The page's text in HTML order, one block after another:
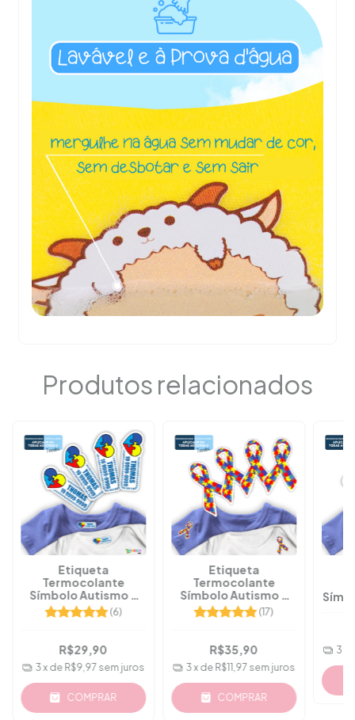
Produtos relacionados
Etiqueta
Termocolante
Símbolo Autismo -
Mod. 01 - A Partir 36
Pçs
(6)
R$29,90
3x de R$9,97 sem juros
COMPRAR
Etiqueta
Termocolante
Símbolo Autismo -
Mod. 03 - A Partir 20
Pçs
(17)
R$35,90
3x de R$11,97 sem juros
COMPRAR
3